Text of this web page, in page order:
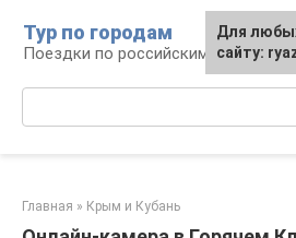
контенту
Тур по городам
Поездки по российским городам
Главная » Крым и Кубань
Для
сайту: